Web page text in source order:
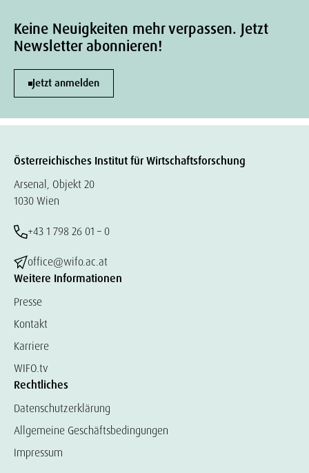
Keine Neuigkeiten mehr verpassen. Jetzt
Newsletter abonnieren!
Jetzt anmelden
Österreichisches Institut für Wirtschaftsforschung
Arsenal, Objekt 20
1030 Wien
+43 1 798 26 01 – 0
office@wifo.ac.at
Weitere Informationen
Presse
Kontakt
Karriere
WIFO.tv
Rechtliches
Datenschutzerklärung
Allgemeine Geschäftsbedingungen
Impressum